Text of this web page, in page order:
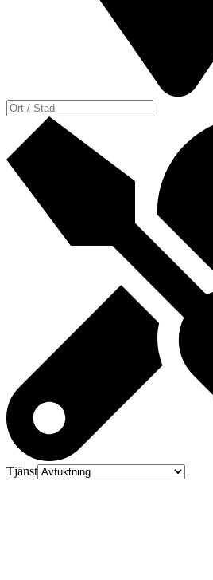
Tjänst